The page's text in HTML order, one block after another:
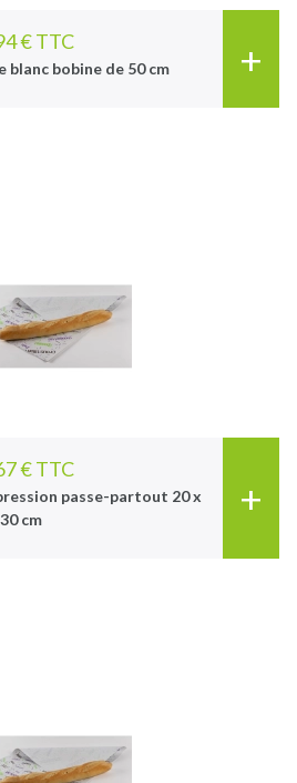
€ TTC
blanc bobine de 50 cm +
€ TTC
passe-partout 20 x
30 cm
+